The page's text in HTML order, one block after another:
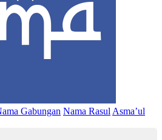
Gabungan Nama Rasul Asma’ul